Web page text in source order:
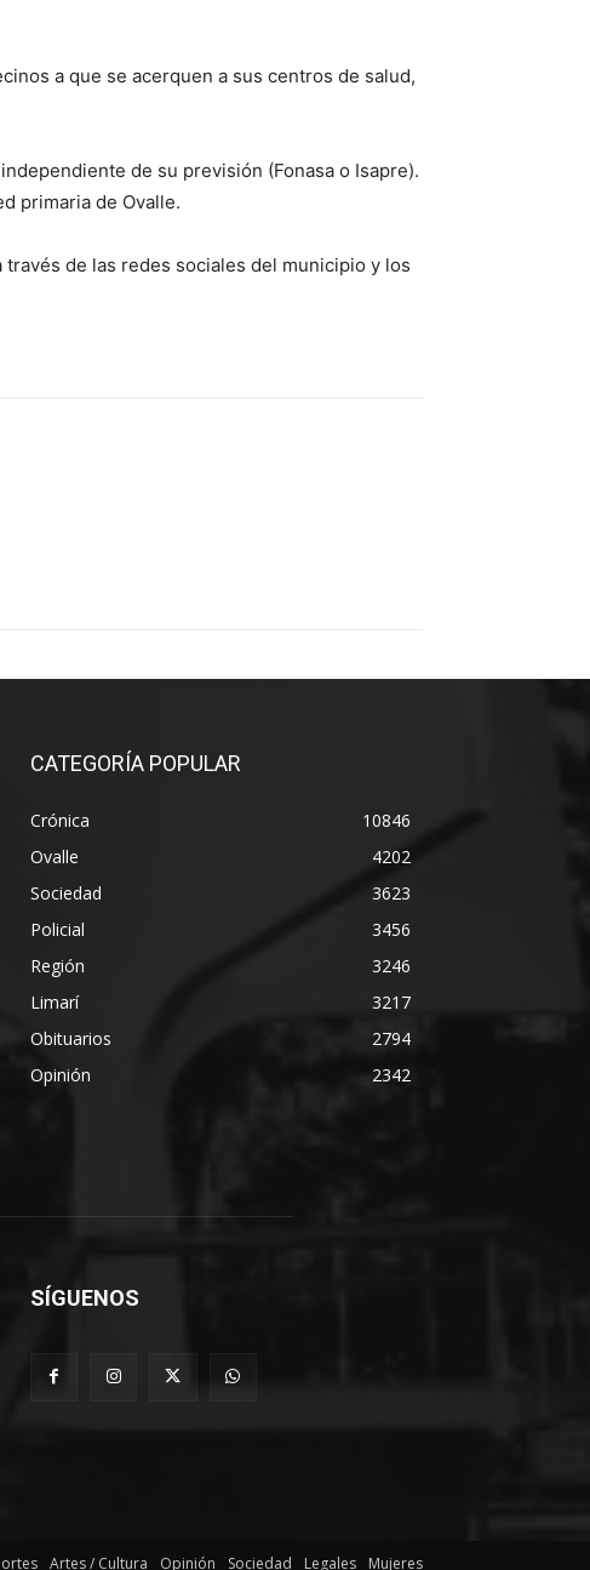
a que se acerquen a sus centros de salud,
de su previsión (Fonasa o Isapre).
primaria de Ovalle.
de las redes sociales del municipio y los
CATEGORÍA POPULAR
Crónica
10846
Ovalle
4202
Sociedad
3623
Policial
3456
Región
3246
Limarí
3217
Obituarios
2794
Opinión
2342
SÍGUENOS
Artes / Cultura Opinión Sociedad Legales Mujeres